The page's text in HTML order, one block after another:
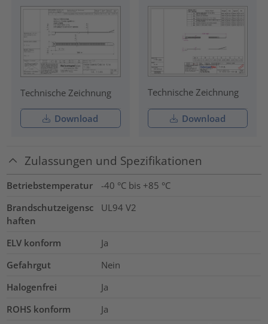
Technische Zeichnung
Download
Technische Zeichnung
Download
Zulassungen und Spezifikationen
Betriebstemperatur
-40 °C bis +85 °C
Brandschutzeigensc
haften
UL94 V2
ELV konform
Ja
Gefahrgut
Nein
Halogenfrei
Ja
ROHS konform
Ja